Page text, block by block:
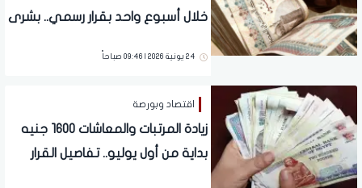
خلال أسبوع واحد بقرار رسمي.. بشرى
24 يونية 2026 | 09:46 صباحاً
اقتصاد وبورصة
زيادة المرتبات والمعاشات 1600 جنيه
بداية من أول يوليو.. تفاصيل القرار